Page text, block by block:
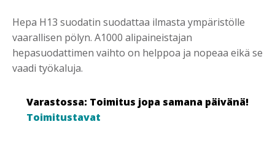
Hepa H13 suodatin suodattaa ilmasta ympäristölle
vaarallisen pölyn. A1000 alipaineistajan
hepasuodattimen vaihto on helppoa ja nopeaa eikä se
vaadi työkaluja.
Varastossa: Toimitus jopa samana päivänä!
Toimitustavat